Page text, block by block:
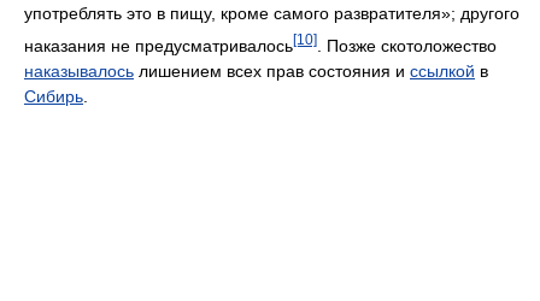
употреблять это в пищу, кроме самого разврати­теля»; другого
наказания не предусматривалось[10]
. Позже скотоложество
наказывалось лишением всех прав состояния и ссылкой в
Сибирь